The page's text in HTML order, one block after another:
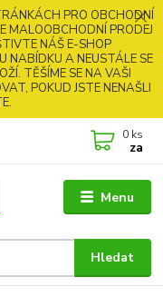
PRO OBCHODNÍ
MALOOBCHODNÍ PRODEJ
NÁŠ E-SHOP
NABÍDKU A NEUSTÁLE SE
TĚŠÍME SE NA VAŠI
POKUD JSTE NENAŠLI
Menu
Hledat
0 ks
za